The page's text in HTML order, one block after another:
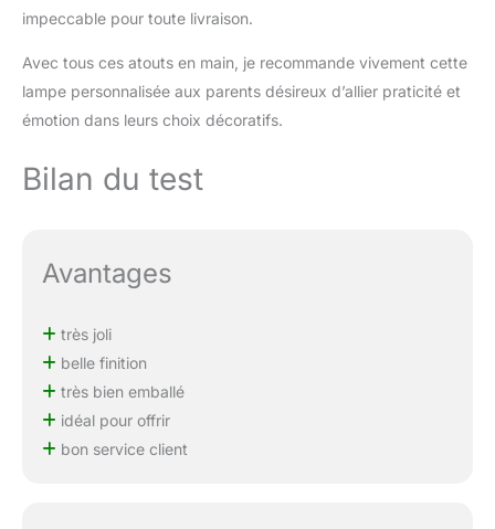
impeccable pour toute livraison.
Avec tous ces atouts en main, je recommande vivement cette
lampe personnalisée aux parents désireux d’allier praticité et
émotion dans leurs choix décoratifs.
Bilan du test
Avantages
très joli
belle finition
très bien emballé
idéal pour offrir
bon service client